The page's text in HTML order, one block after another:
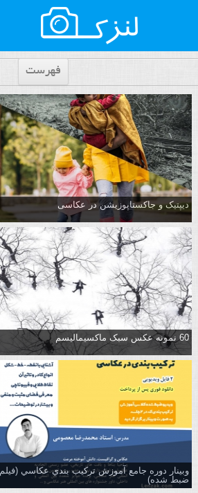
فهرست
دیپتیک و جاکستا‌پوزیشن در عکاسی
60 نمونه عکس سبک ماکسیمالیسم
وبینار دوره جامع آموزش تركيب بندي عكاسي (فیلم
ضبط شده)